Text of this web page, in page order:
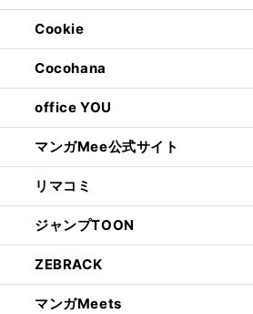
Cookie
Cocohana
office YOU
マンガMee公式サイト
リマコミ
ジャンプTOON
ZEBRACK
マンガMeets